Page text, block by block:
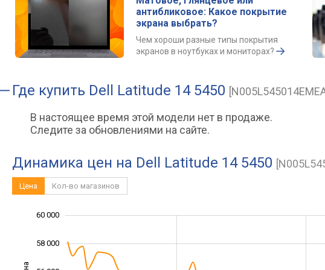
антибликовое: Какое покрытие
экрана выбрать?
Чем хороши разные типы покрытия
экранов в ноутбуках и мониторах?
Где купить Dell Latitude 14 5450
В настоящее время этой модели нет в продаже.
Следите за обновлениями на сайте.
Динамика цен на Dell Latitude 14 5450
Цена Кол-во магазинов
60 000
58 000